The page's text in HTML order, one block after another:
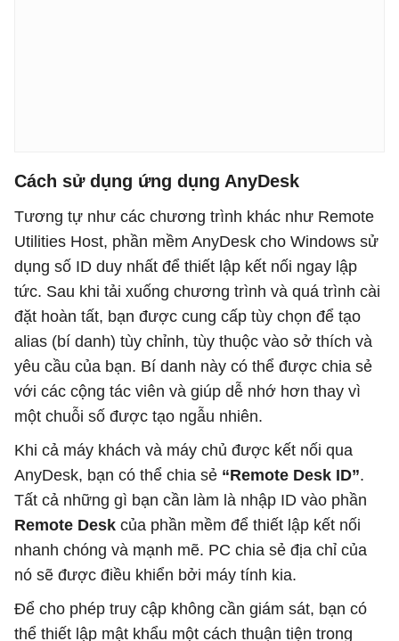
Cách sử dụng ứng dụng AnyDesk
Tương tự như các chương trình khác như Remote
Utilities Host, phần mềm AnyDesk cho Windows sử
dụng số ID duy nhất để thiết lập kết nối ngay lập
tức. Sau khi tải xuống chương trình và quá trình cài
đặt hoàn tất, bạn được cung cấp tùy chọn để tạo
alias (bí danh) tùy chỉnh, tùy thuộc vào sở thích và
yêu cầu của bạn. Bí danh này có thể được chia sẻ
với các cộng tác viên và giúp dễ nhớ hơn thay vì
một chuỗi số được tạo ngẫu nhiên.
Khi cả máy khách và máy chủ được kết nối qua
AnyDesk, bạn có thể chia sẻ “Remote Desk ID”.
Tất cả những gì bạn cần làm là nhập ID vào phần
Remote Desk của phần mềm để thiết lập kết nối
nhanh chóng và mạnh mẽ. PC chia sẻ địa chỉ của
nó sẽ được điều khiển bởi máy tính kia.
Để cho phép truy cập không cần giám sát, bạn có
thể thiết lập mật khẩu một cách thuận tiện trong